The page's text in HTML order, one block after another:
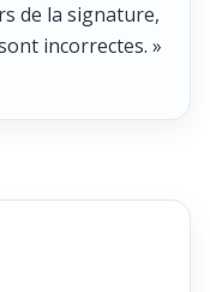
de la signature,
incorrectes. »